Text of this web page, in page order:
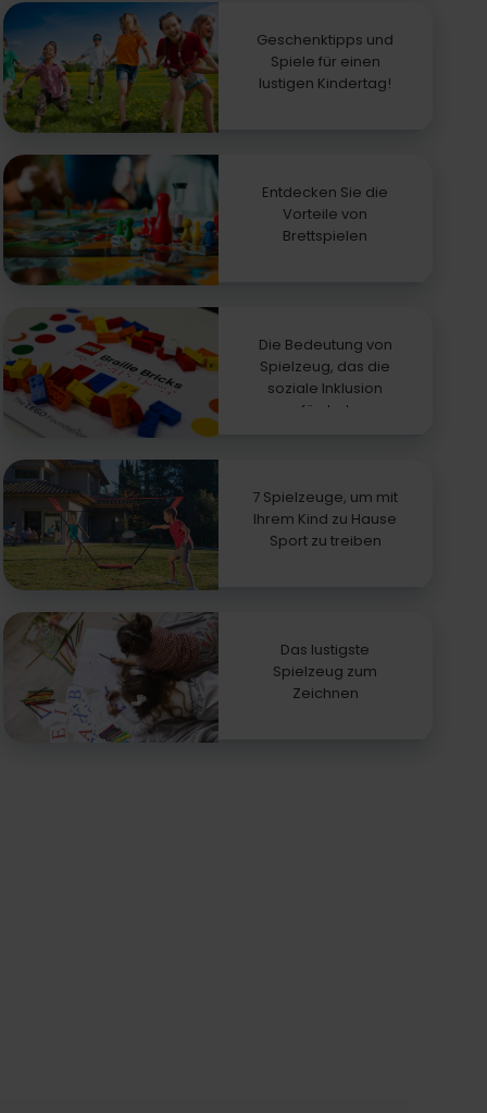
Geschenktipps und
Spiele für einen
lustigen Kindertag!
Entdecken Sie die
Vorteile von
Brettspielen
Die Bedeutung von
Spielzeug, das die
soziale Inklusion
fördert
7 Spielzeuge, um mit
Ihrem Kind zu Hause
Sport zu treiben
Das lustigste
Spielzeug zum
Zeichnen